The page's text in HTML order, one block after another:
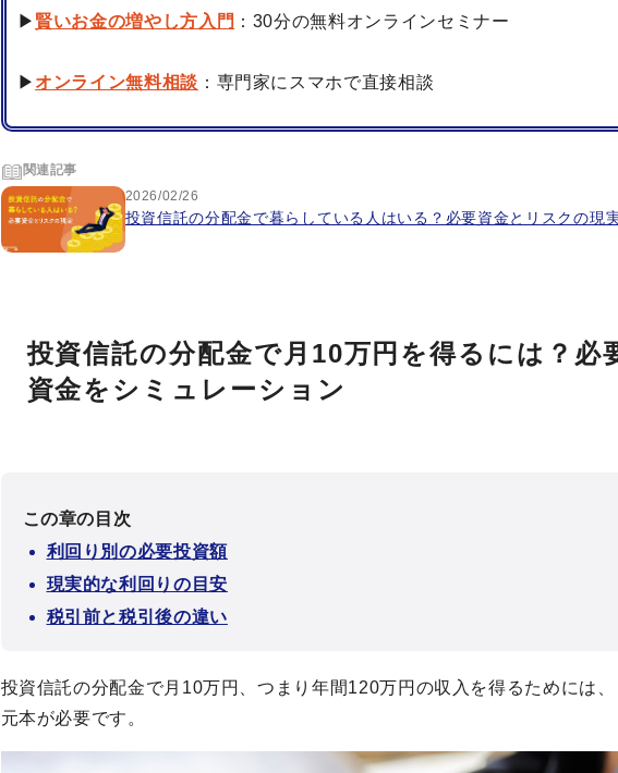
▶ 賢いお金の増やし方入門 ：30分の無料オンラインセミナー
▶ オンライン無料相談 ：専門家にスマホで直接相談
関連記事
2026/02/26
投資信託の分配金で暮らしている人はいる？必要資金とリスクの現
投資信託の分配金で月10万円を得るには？必
資金をシミュレーション
この章の目次
利回り別の必要投資額
現実的な利回りの目安
税引前と税引後の違い
投資信託の分配金で月10万円、つまり年間120万円の収入を得るためには
元本が必要です。